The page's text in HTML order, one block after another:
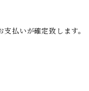
払いが確定致します。